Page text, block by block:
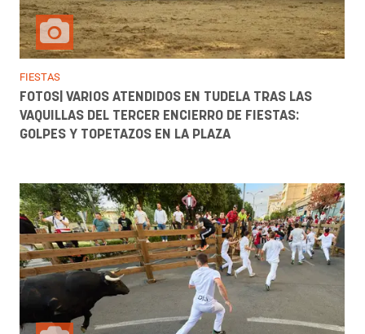
FIESTAS
FOTOS| VARIOS ATENDIDOS EN TUDELA TRAS LAS
VAQUILLAS DEL TERCER ENCIERRO DE FIESTAS:
GOLPES Y TOPETAZOS EN LA PLAZA